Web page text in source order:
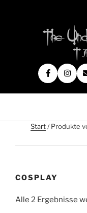
Start/ Produkte
COSPLAY
Alle 2 Ergebnisse